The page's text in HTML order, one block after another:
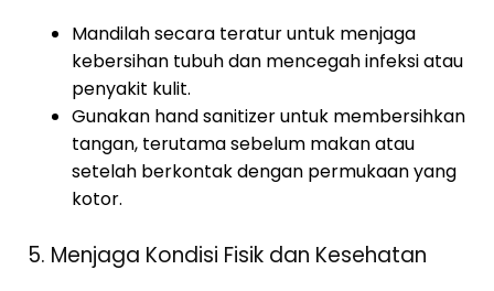
Mandilah secara teratur untuk menjaga
kebersihan tubuh dan mencegah infeksi atau
penyakit kulit.
Gunakan hand sanitizer untuk membersihkan
tangan, terutama sebelum makan atau
setelah berkontak dengan permukaan yang
kotor.
5. Menjaga Kondisi Fisik dan Kesehatan